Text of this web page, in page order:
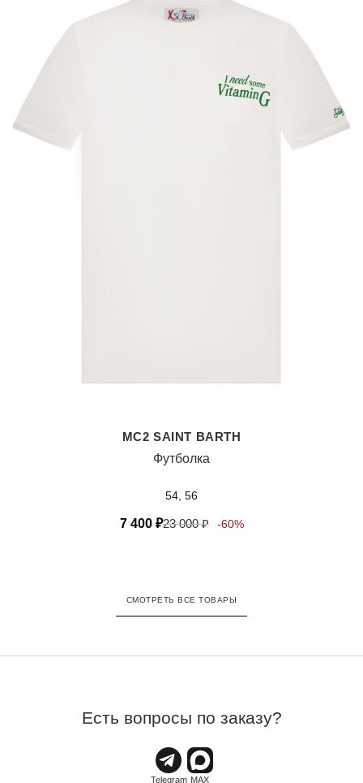
MC2 SAINT BARTH
Футболка
54, 56
7 400 ₽23 000₽ -60%
СМОТРЕТЬ ВСЕ ТОВАРЫ
Есть вопросы по заказу?